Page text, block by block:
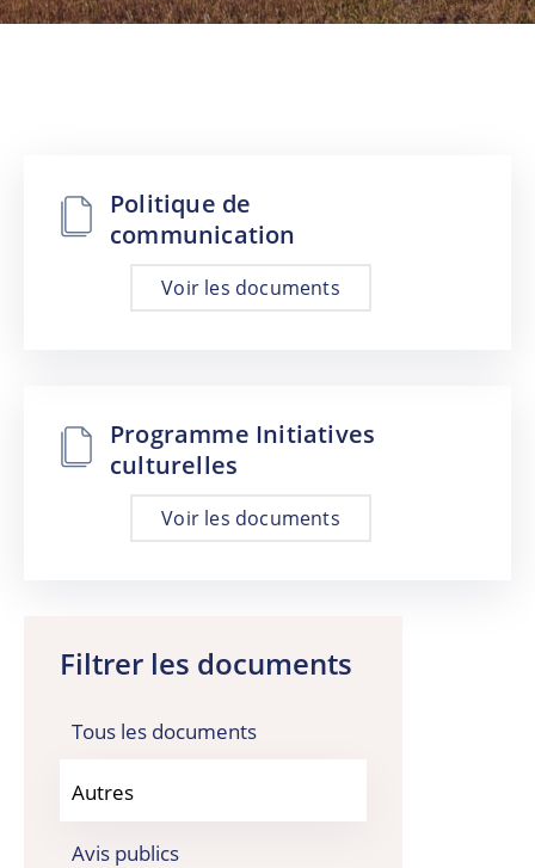
OFFRES
Filtrer les documents
Tous les documents
Autres
Avis publics
Politique de
communication
Voir les documents
Programme Initiatives
culturelles
Voir les documents